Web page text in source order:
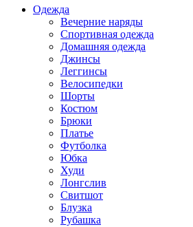
Одежда
Вечерние наряды
Спортивная одежда
Домашняя одежда
Джинсы
Леггинсы
Велосипедки
Шорты
Костюм
Брюки
Платье
Футболка
Юбка
Худи
Лонгслив
Свитшот
Блузка
Рубашка